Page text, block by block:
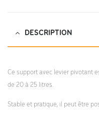
DESCRIPTION
Ce support avec levier pivotant
de 20 à 25 litres.
Stable et pratique, il peut être